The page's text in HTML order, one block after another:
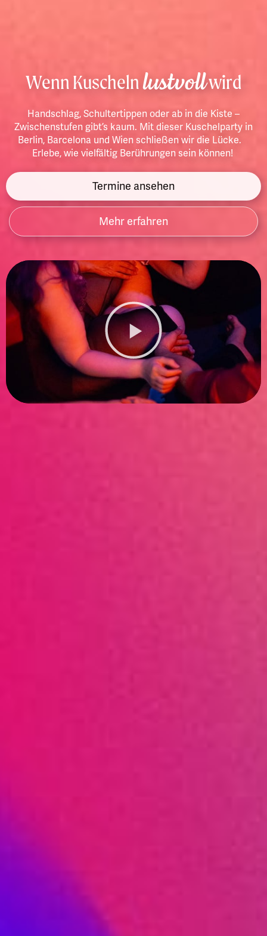
Wenn Kuschelnlustvollwird
Handschlag, Schultertippen oder ab in die Kiste –
Zwischenstufen gibt’s kaum. Mit dieser Kuschelparty in
Berlin, Barcelona und Wien schließen wir die Lücke.
Erlebe, wie vielfältig Berührungen sein können!
Termine ansehen
Mehr erfahren